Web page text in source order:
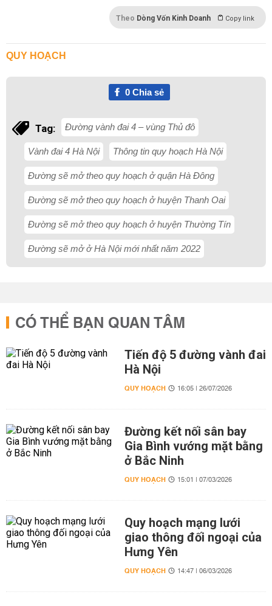
Theo Dòng Vốn Kinh Doanh Copy link
QUY HOẠCH
0Chia sẻ
Tag: Đường vành đai 4 – vùng Thủ đô
Vành đai 4 Hà Nội Thông tin quy hoạch Hà Nội
Đường sẽ mở theo quy hoạch ở quận Hà Đông
Đường sẽ mở theo quy hoạch ở huyện Thanh Oai
Đường sẽ mở theo quy hoạch ở huyện Thường Tín
Đường sẽ mở ở Hà Nội mới nhất năm 2022
CÓ THỂ BẠN QUAN TÂM
Tiến độ 5 đường vành đai
Hà Nội
QUY HOẠCH 16:05 | 26/07/2026
Đường kết nối sân bay
Gia Bình vướng mặt bằng
ở Bắc Ninh
QUY HOẠCH 15:01 | 07/03/2026
Quy hoạch mạng lưới
giao thông đối ngoại của
Hưng Yên
QUY HOẠCH 14:47 | 06/03/2026